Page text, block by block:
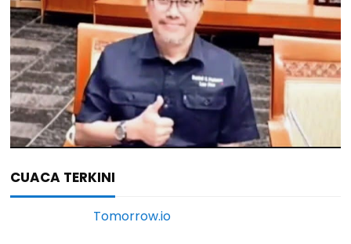
CUACA TERKINI